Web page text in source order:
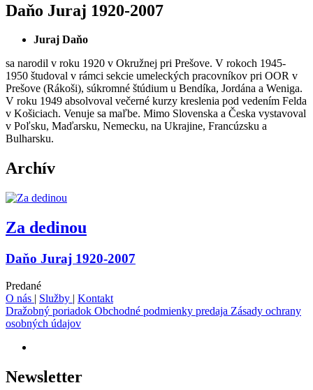
Daňo Juraj 1920-2007
Juraj Daňo
sa narodil v roku 1920 v Okružnej pri Prešove. V rokoch 1945-
1950 študoval v rámci sekcie umeleckých pracovníkov pri OOR v
Prešove (Rákoši), súkromné štúdium u Bendíka, Jordána a Weniga.
V roku 1949 absolvoval večerné kurzy kreslenia pod vedením Felda
v Košiciach. Venuje sa maľbe. Mimo Slovenska a Česka vystavoval
v Poľsku, Maďarsku, Nemecku, na Ukrajine, Francúzsku a
Bulharsku.
Archív
Za dedinou
Daňo Juraj 1920-2007
Predané
O nás | Služby | Kontakt
Dražobný poriadok Obchodné podmienky predaja Zásady ochrany
osobných údajov
Newsletter